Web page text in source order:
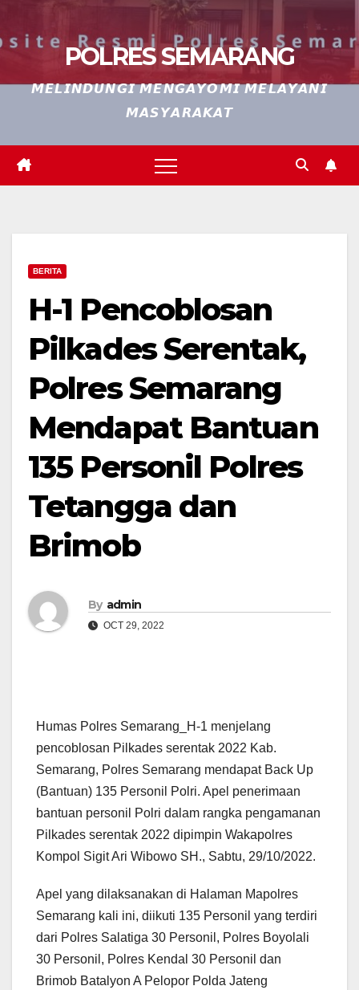
POLRES SEMARANG
𝙈𝙀𝙇𝙄𝙉𝘿𝙐𝙉𝙂𝙄 𝙈𝙀𝙉𝙂𝘼𝙔𝙊𝙈𝙄 𝙈𝙀𝙇𝘼𝙔𝘼𝙉𝙄
𝙈𝘼𝙎𝙔𝘼𝙍𝘼𝙆𝘼𝙏
BERITA
H-1 Pencoblosan
Pilkades Serentak,
Polres Semarang
Mendapat Bantuan
135 Personil Polres
Tetangga dan
Brimob
By admin
OCT 29, 2022
Humas Polres Semarang_H-1 menjelang
pencoblosan Pilkades serentak 2022 Kab.
Semarang, Polres Semarang mendapat Back Up
(Bantuan) 135 Personil Polri. Apel penerimaan
bantuan personil Polri dalam rangka pengamanan
Pilkades serentak 2022 dipimpin Wakapolres
Kompol Sigit Ari Wibowo SH., Sabtu, 29/10/2022.
Apel yang dilaksanakan di Halaman Mapolres
Semarang kali ini, diikuti 135 Personil yang terdiri
dari Polres Salatiga 30 Personil, Polres Boyolali
30 Personil, Polres Kendal 30 Personil dan
Brimob Batalyon A Pelopor Polda Jateng